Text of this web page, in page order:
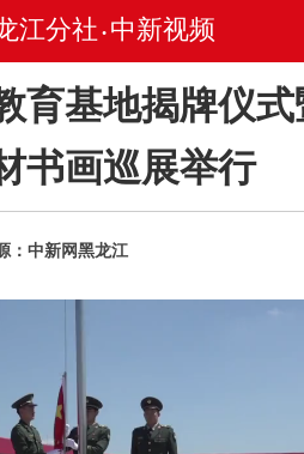
江分社 • 中新视频
育基地揭牌仪
书画巡展举行
：中新网黑龙江